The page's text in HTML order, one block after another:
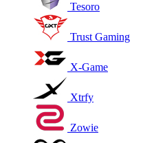
Tesoro
Trust Gaming
X-Game
Xtrfy
Zowie